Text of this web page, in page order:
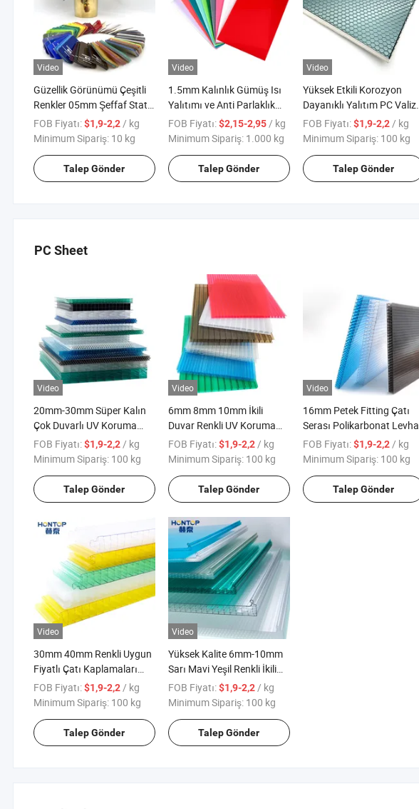
Video
Güzellik Görünümü Çeşitli
Renkler 05mm Şeffaf Statik
Elektrik Önleyici ve UV
Koruma Akrilik Levha
FOB Fiyatı:$1,9-2,2 / kg
Minimum Sipariş: 10 kg
Talep Gönder
Video
1.5mm Kalınlık Gümüş Isı
Yalıtımı ve Anti Parlaklık
Geri Dönüşümlü Akrilik
Levha
FOB Fiyatı:$2,15-2,95 / kg
Minimum Sipariş: 1.000 kg
Talep Gönder
Video
Yüksek Etkili Korozyon
Dayanıklı Yalıtım PC Valiz
Kolları ABS Panel
FOB Fiyatı:$1,9-2,2 / kg
Minimum Sipariş: 100 kg
Talep Gönder
PC Sheet
Video
20mm-30mm Süper Kalın
Çok Duvarlı UV Koruma
Geri Dönüşümlü PC Hollow
Polikarbonat Levha
FOB Fiyatı:$1,9-2,2/ kg
Minimum Sipariş: 100 kg
Talep Gönder
Video
6mm 8mm 10mm İkili
Duvar Renkli UV Koruma
Soğuk Koruma PC Boş
Polikarbonat Levha
FOB Fiyatı:$1,9-2,2/ kg
Minimum Sipariş: 100 kg
Talep Gönder
Video
16mm Petek Fitting Çatı
Serası Polikarbonat Levha
FOB Fiyatı:$1,9-2,2/ kg
Minimum Sipariş: 100 kg
Talep Gönder
Video
30mm 40mm Renkli Uygun
Fiyatlı Çatı Kaplamaları
Çok Amaçlı Priz Deseni
Polikarbonat Levha
FOB Fiyatı:$1,9-2,2/ kg
Minimum Sipariş: 100 kg
Talep Gönder
Video
Yüksek Kalite 6mm-10mm
Sarı Mavi Yeşil Renkli İkili
Duvar U-Lock Polikarbonat
Çatı Levhası
FOB Fiyatı:$1,9-2,2/ kg
Minimum Sipariş: 100 kg
Talep Gönder